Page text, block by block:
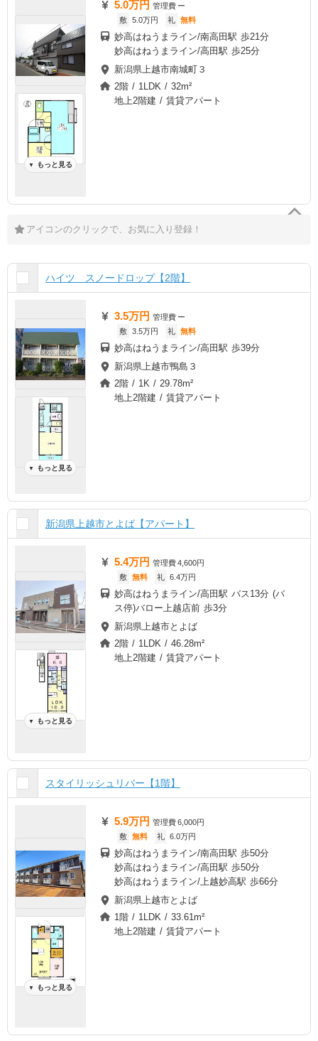
▼ もっと見る
5.0万円 管理費 ー
敷 5.0万円 礼 無料
妙高はねうまライン/南高田駅 歩21分
妙高はねうまライン/高田駅 歩25分
新潟県上越市南城町３
2階 / 1LDK / 32m²
地上2階建 / 賃貸アパート
アイコンのクリックで、お気に入り登録！
ハイツ スノードロップ【2階】
▼ もっと見る
3.5万円 管理費 ー
敷 3.5万円 礼 無料
妙高はねうまライン/高田駅 歩39分
新潟県上越市鴨島３
2階 / 1K / 29.78m²
地上2階建 / 賃貸アパート
新潟県上越市とよば【アパート】
▼ もっと見る
5.4万円 管理費4,600円
敷 無料 礼 6.4万円
妙高はねうまライン/高田駅 バス13分 (バ
ス停)バロー上越店前 歩3分
新潟県上越市とよば
2階 / 1LDK / 46.28m²
地上2階建 / 賃貸アパート
スタイリッシュリバー【1階】
▼ もっと見る
5.9万円 管理費6,000円
敷 無料 礼 6.0万円
妙高はねうまライン/南高田駅 歩50分
妙高はねうまライン/高田駅 歩50分
妙高はねうまライン/上越妙高駅 歩66分
新潟県上越市とよば
1階 / 1LDK / 33.61m²
地上2階建 / 賃貸アパート